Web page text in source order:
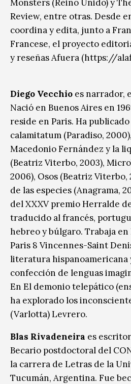
Monsters (Reino Unido) y
Review, entre otras. Desde
coordina y edita, junto a
Francese, el proyecto
y reseñas Afuera (https://
Diego Vecchio es narrador,
Nació en Buenos Aires en
reside en Paris. Ha
calamitatum (Paradiso,
Macedonio Fernández y la
(Beatriz Viterbo, 2003),
2006), Osos (Beatriz Viterbo,
de las especies (Anagrama,
del XXXV premio Herralde
traducido al francés,
hebreo y búlgaro. Trabaja
Paris 8 Vincennes-Saint
literatura hispanoamericana
confección de lenguas
En El demonio telepático
ha explorado los
(Varlotta) Levrero.
Blas Rivadeneira es
Becario postdoctoral del
la carrera de Letras de la
Tucumán, Argentina. Fue